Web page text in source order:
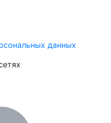
данных